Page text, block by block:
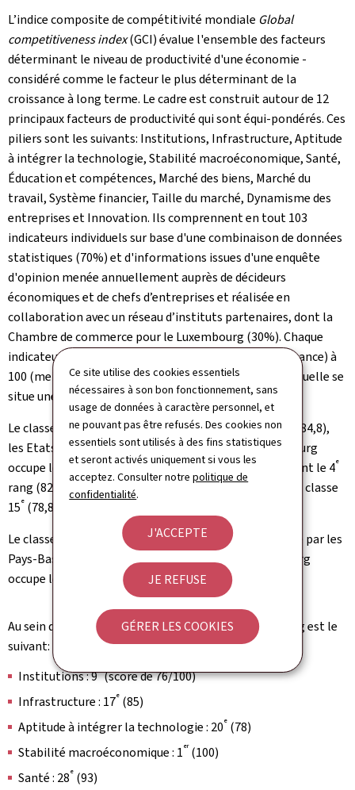
Ce site utilise des cookies essentiels
nécessaires à son bon fonctionnement, sans
usage de données à caractère personnel, et
ne pouvant pas être refusés. Des cookies non
essentiels sont utilisés à des fins statistiques
et seront activés uniquement si vous les
acceptez. Consulter notrepolitique de
confidentialité.
J'ACCEPTE
JE REFUSE
GÉRER LES COOKIES
L’indice composite de compétitivité mondiale Global
competitiveness index(GCI) évalue l'ensemble des facteurs
déterminant le niveau de productivité d'une économie -
considéré comme le facteur le plus déterminant de la
croissance à long terme. Le cadre est construit autour de 12
principaux facteurs de productivité qui sont équi-pondérés. Ces
piliers sont les suivants: Institutions, Infrastructure, Aptitude
à intégrer la technologie, Stabilité macroéconomique, Santé,
Éducation et compétences, Marché des biens, Marché du
travail, Système financier, Taille du marché, Dynamisme des
entreprises et Innovation. Ils comprennent en tout 103
indicateurs individuels sur base d'une combinaison de données
statistiques (70%) et d'informations issues d'une enquête
d'opinion menée annuellement auprès de décideurs
économiques et de chefs d’entreprises et réalisée en
collaboration avec un réseau d’instituts partenaires, dont la
Chambre de commerce pour le Luxembourg (30%). Chaque
indicateur, sur une échelle de 0 (moins bonne performance) à
100 (meilleures performance), indique la distance à laquelle se
situe une économie par rapport à la situation idéale.
Le classement mondial 2019 est mené par Singapour (84,8),
les Etats-Unis (83,7) et Hong Kong (83,1). Le Luxembourg
occupe le 18erang mondial (77,0). Les Pays-Bas occupent le 4e
rang (82,4), l’Allemagne se classe 7e(81,8), la France se classe
15e (78,8) et la Belgique 22
Le classement au sein de l'Union européenne est mené par les
Pays-Bas, l’Allemagne et la Suède (81,2). Le Luxembourg
occupe le 8
rang dans l’UE.
Au sein des douze piliers, le classement du Luxembourg est le
suivant:
Institutions : 9e(score de 76/100)
Infrastructure : 17e (85)
Aptitude à intégrer la technologie : 20e (78)
Stabilité macroéconomique : 1er (100)
Santé : 28e (93)